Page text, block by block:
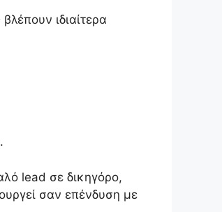
ιδιαίτερα
lead σε δικηγόρο,
σαν επένδυση με